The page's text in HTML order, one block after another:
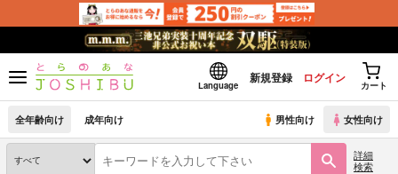
Language
新規登録 ログイン
カート
全年齢向け 成年向け 男性向け 女性向け
詳細
検索